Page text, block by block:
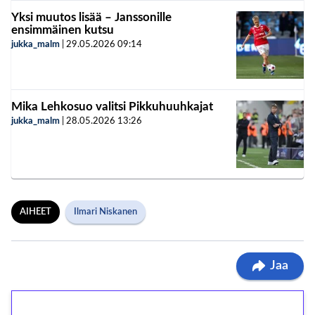
Yksi muutos lisää – Janssonille
ensimmäinen kutsu
jukka_malm 29.05.2026 09:14
Mika Lehkosuo valitsi Pikkuhuuhkajat
jukka_malm 28.05.2026 13:26
AIHEET Ilmari Niskanen
Jaa